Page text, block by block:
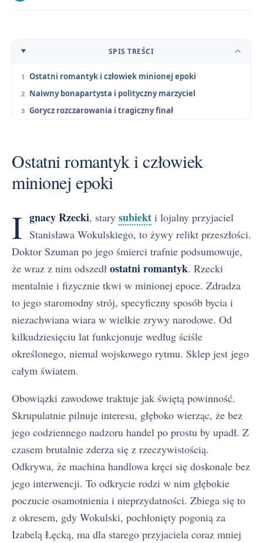
SPIS TREŚCI
Ostatni romantyk i człowiek minionej epoki
Naiwny bonapartysta i polityczny marzyciel
Gorycz rozczarowania i tragiczny finał
Ostatni romantyk i człowiek
minionej epoki
I gnacy Rzecki, stary subiekt i lojalny przyjaciel
Stanisława Wokulskiego, to żywy relikt przeszłości.
Doktor Szuman po jego śmierci trafnie podsumowuje,
że wraz z nim odszedł ostatni romantyk. Rzecki
mentalnie i fizycznie tkwi w minionej epoce. Zdradza
to jego staromodny strój, specyficzny sposób bycia i
niezachwiana wiara w wielkie zrywy narodowe. Od
kilkudziesięciu lat funkcjonuje według ściśle
określonego, niemal wojskowego rytmu. Sklep jest jego
całym światem.
Obowiązki zawodowe traktuje jak świętą powinność.
Skrupulatnie pilnuje interesu, głęboko wierząc, że bez
jego codziennego nadzoru handel po prostu by upadł. Z
czasem brutalnie zderza się z rzeczywistością.
Odkrywa, że machina handlowa kręci się doskonale bez
jego interwencji. To odkrycie rodzi w nim głębokie
poczucie osamotnienia i nieprzydatności. Zbiega się to
z okresem, gdy Wokulski, pochłonięty pogonią za
Izabelą Łęcką, ma dla starego przyjaciela coraz mniej